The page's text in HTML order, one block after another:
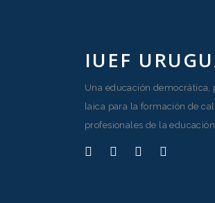
IUEF
Una educación democrática,
laica para la formación de
profesionales de la